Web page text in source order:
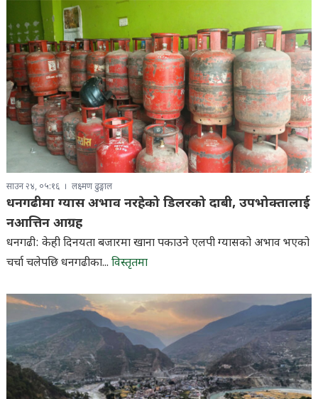
साउन २४, ०५:१६ लक्ष्मण ढुङ्गाल
धनगढीमा ग्यास अभाव नरहेको डिलरको दाबी, उपभोक्तालाई
नआत्तिन आग्रह
धनगढी: केही दिनयता बजारमा खाना पकाउने एलपी ग्यासको अभाव भएको
चर्चा चलेपछि धनगढीका... विस्तृतमा